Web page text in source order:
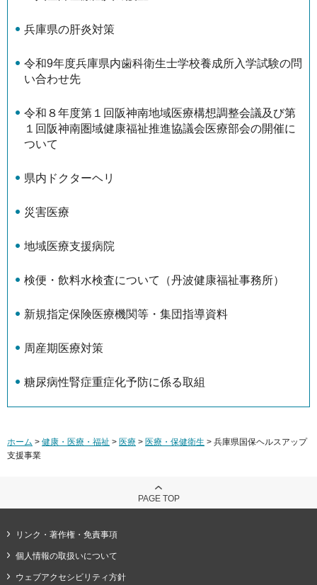
兵庫県の肝炎対策
令和9年度兵庫県内歯科衛生士学校養成所入学試験の問
い合わせ先
令和８年度第１回阪神南地域医療構想調整会議及び第
１回阪神南圏域健康福祉推進協議会医療部会の開催に
ついて
県内ドクターヘリ
災害医療
地域医療支援病院
検便・飲料水検査について（丹波健康福祉事務所）
新規指定保険医療機関等・集団指導資料
周産期医療対策
糖尿病性腎症重症化予防に係る取組
ホーム > 健康・医療・福祉 > 医療 > 医療・保健衛生 > 兵庫県国保ヘルスアップ
支援事業
PAGE TOP
リンク・著作権・免責事項
個人情報の取扱いについて
ウェブアクセシビリティ方針